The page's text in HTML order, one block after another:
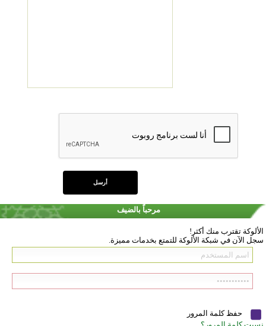
مرحباً بالضيف
الألوكة تقترب منك أكثر!
سجل الآن في شبكة الألوكة للتمتع بخدمات مميزة.
حفظ كلمة المرور